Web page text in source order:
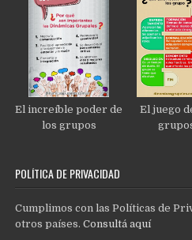
El increíble poder de
los grupos
El juego
POLÍTICA DE PRIVACIDAD
Cumplimos con las Políticas de
otros países.Consultá aquí